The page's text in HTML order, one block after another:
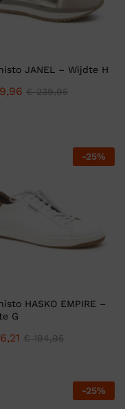
JANEL – Wijdte H
€239,95
-25%
HASKO EMPIRE –
G
€194,95
-25%